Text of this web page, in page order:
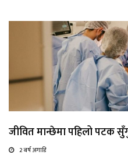
जीवित मान्छेमा पहिलो पटक
2 बर्ष अगाडि